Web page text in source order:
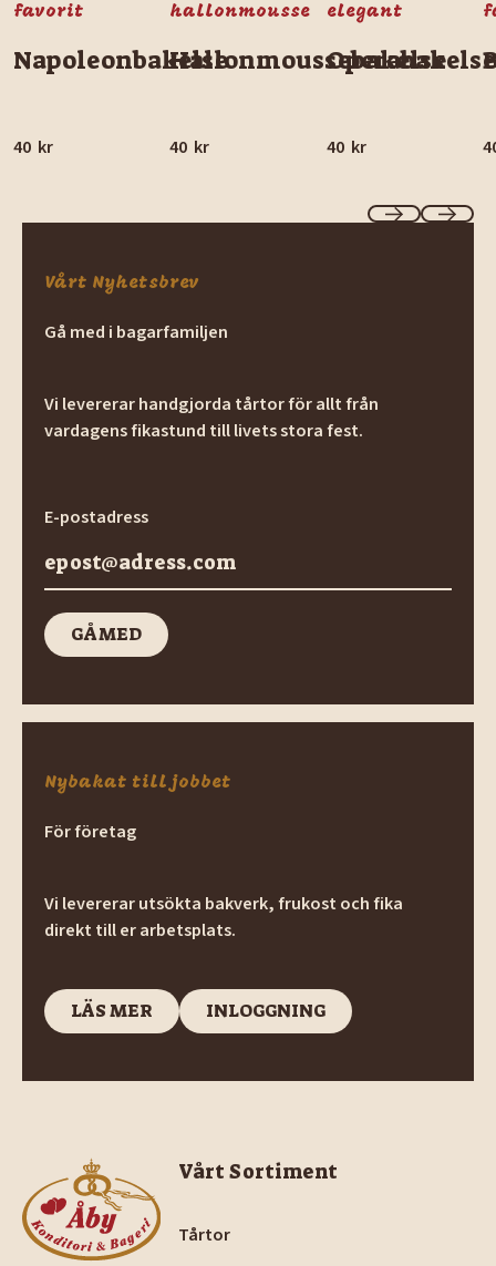
favorit
Napoleonbakelse
40 kr
hallonmousse
Hallonmoussebakelse
40 kr
elegant
Operabakelse
40 kr
PreviousNext
Vårt Nyhetsbrev
Gå med i bagarfamiljen
Vi levererar handgjorda tårtor för allt från
vardagens fikastund till livets stora fest.
E-postadress
GÅ med
GÅ MED
Nybakat till jobbet
För företag
Vi levererar utsökta bakverk, frukost och fika
direkt till er arbetsplats.
LÄS MER
LÄS MER
INLOGGNING
INLOGGNING
Vårt Sortiment
Tårtor